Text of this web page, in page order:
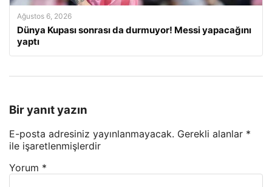
Ağustos 6, 2026
Dünya Kupası sonrası da durmuyor! Messi yapacağını
yaptı
Bir yanıt yazın
E-posta adresiniz yayınlanmayacak. Gerekli alanlar *
ile işaretlenmişlerdir
Yorum *